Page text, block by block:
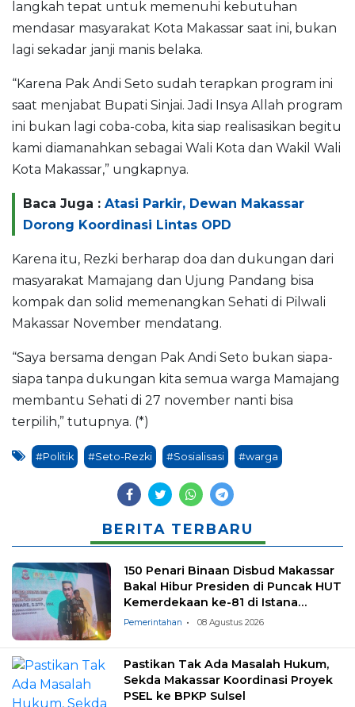
langkah tepat untuk memenuhi kebutuhan
mendasar masyarakat Kota Makassar saat ini, bukan
lagi sekadar janji manis belaka.
“Karena Pak Andi Seto sudah terapkan program ini
saat menjabat Bupati Sinjai. Jadi Insya Allah program
ini bukan lagi coba-coba, kita siap realisasikan begitu
kami diamanahkan sebagai Wali Kota dan Wakil Wali
Kota Makassar,” ungkapnya.
Baca Juga : Atasi Parkir, Dewan Makassar
Dorong Koordinasi Lintas OPD
Karena itu, Rezki berharap doa dan dukungan dari
masyarakat Mamajang dan Ujung Pandang bisa
kompak dan solid memenangkan Sehati di Pilwali
Makassar November mendatang.
“Saya bersama dengan Pak Andi Seto bukan siapa-
siapa tanpa dukungan kita semua warga Mamajang
membantu Sehati di 27 november nanti bisa
terpilih,” tutupnya. (*)
#Politik #Seto-Rezki #Sosialisasi #warga
BERITA TERBARU
150 Penari Binaan Disbud Makassar
Bakal Hibur Presiden di Puncak HUT
Kemerdekaan ke-81 di Istana
Negara
Pemerintahan 08 Agustus 2026
Pastikan Tak Ada Masalah Hukum,
Sekda Makassar Koordinasi Proyek
PSEL ke BPKP Sulsel